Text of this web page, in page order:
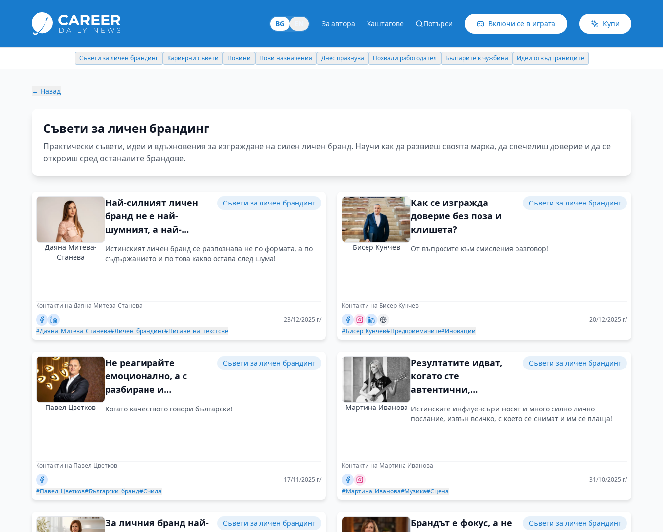
BG За автора Хаштагове Потърси Включи се в играта Купи
Съвети за личен брандинг Кариерни съвети Новини Нови назначения Днес празнува Похвали работодател Българите в чужбина Идеи отвъд границите
← Назад
Съвети за личен брандинг
Практически съвети, идеи и вдъхновения за изграждане на силен личен бранд. Научи как да развиеш своята марка, да спечелиш доверие и да се
откроиш сред останалите брандове.
Даяна Митева-
Станева
Най-силният личен
бранд не е най-
шумният, а най-
Съвети за личен брандинг
Истинският личен бранд се разпознава не по формата, а по
съдържанието и по това какво остава след шума!
Контакти на Даяна Митева-Станева
23/12/2025 г/
#Даяна_Митева_Станева#Личен_брандинг#Писане_на_текстове
Бисер Кунчев
Как се изгражда
доверие без поза и
клишета?
Съвети за личен брандинг
От въпросите към смисления разговор!
Контакти на Бисер Кунчев
20/12/2025 г/
#Бисер_Кунчев#Предприемачите#Иновации
Павел Цветков
Не реагирайте
емоционално, а с
разбиране и
Съвети за личен брандинг
Когато качеството говори български!
Контакти на Павел Цветков
17/11/2025 г/
#Павел_Цветков#Български_бранд#Очила
Мартина Иванова
Резултатите идват,
когато сте
автентични,
търпеливи
Съвети за личен брандинг
Истинските инфлуенсъри носят и много силно лично
послание, извън всичко, с което се снимат и им се плаща!
Контакти на Мартина Иванова
31/10/2025 г/
#Мартина_Иванова#Музика#Сцена
За личния бранд най-
Съвети за личен брандинг
Брандът е фокус, а не
Съвети за личен брандинг